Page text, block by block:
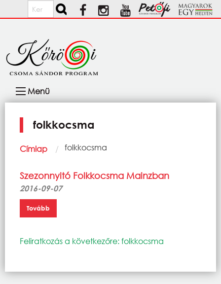
Ugrás a tartalomra
Keresés
navigáció
Menü
folkkocsma
Morzsa
Címlap Current:
folkkocsma
Szezonnyitó Folkkocsma Mainzban
2016-09-07
Tovább
Feliratkozás a következőre: folkkocsma